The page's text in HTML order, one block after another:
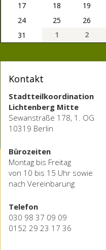
17
18 19
24
25 26
31
1 2
Kontakt
Stadtteilkoordination
Lichtenberg Mitte
Sewanstraße 178, 1. OG
10319 Berlin
Bürozeiten
Montag bis Freitag
von 10 bis 15 Uhr sowie
nach Vereinbarung
Telefon
030 98 37 09 09
0152 29 23 17 36